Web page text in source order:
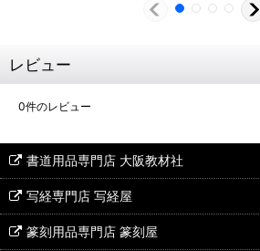
レビュー
0件のレビュー
書道用品専門店 大阪教材社
写経専門店 写経屋
篆刻用品専門店 篆刻屋